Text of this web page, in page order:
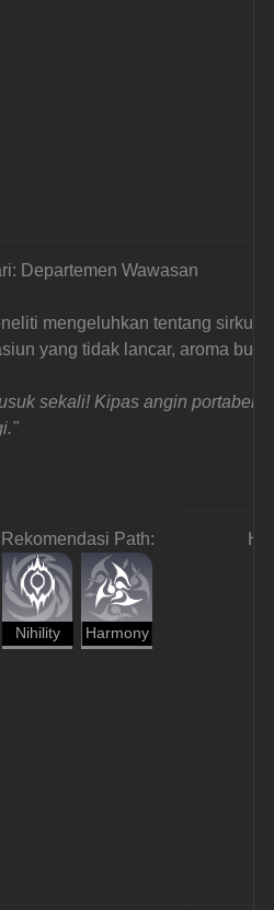
Departemen Wawasan
mengeluhkan tentang
yang tidak lancar, aroma
sekali! Kipas angin portabel
Rekomendasi Path:
Nihility Harmony